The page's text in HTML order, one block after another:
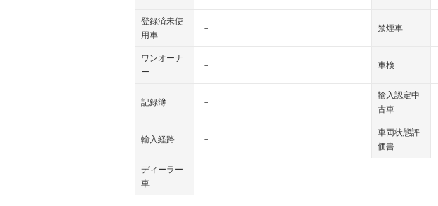
登録済未使
用車
－ 禁煙車
ワンオーナ
ー
－ 車検
記録簿 －
輸入認定中
古車
輸入経路 －
車両状態評
価書
ディーラー
車
－